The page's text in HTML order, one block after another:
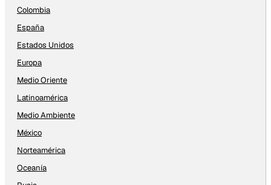
Colombia
España
Estados Unidos
Europa
Medio Oriente
Latinoamérica
Medio Ambiente
México
Norteamérica
Oceanía